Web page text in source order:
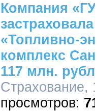
Компания
«Топливно-
комплекс
117 млн.
Страхование,